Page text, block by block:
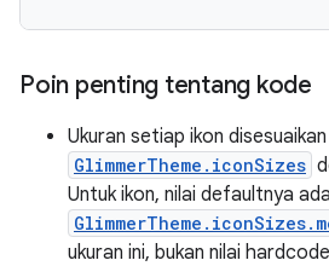
Poin penting tentang kode
Ukuran setiap ikon
GlimmerTheme.iconSizes
Untuk ikon, nilai defaultnya
ukuran ini, bukan nilai